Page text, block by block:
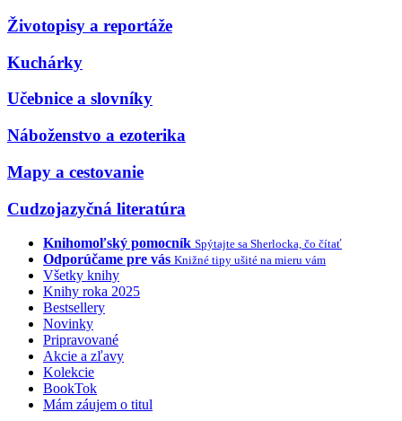
Životopisy a reportáže
Kuchárky
Učebnice a slovníky
Náboženstvo a ezoterika
Mapy a cestovanie
Cudzojazyčná literatúra
Knihomoľský pomocník Spýtajte sa Sherlocka, čo čítať
Odporúčame pre vás Knižné tipy ušité na mieru vám
Všetky knihy
Knihy roka 2025
Bestsellery
Novinky
Pripravované
Akcie a zľavy
Kolekcie
BookTok
Mám záujem o titul